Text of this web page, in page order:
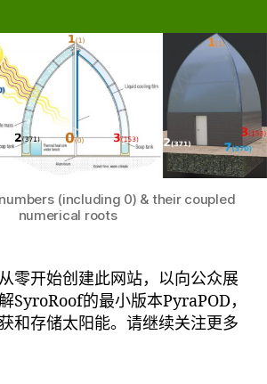
期
开
始
(including 0) & their coupled
numerical roots
零开始创建此网站，以向公众展
SyroRoof的最小版本PyraPOD，
和存储太阳能。请继续关注更多